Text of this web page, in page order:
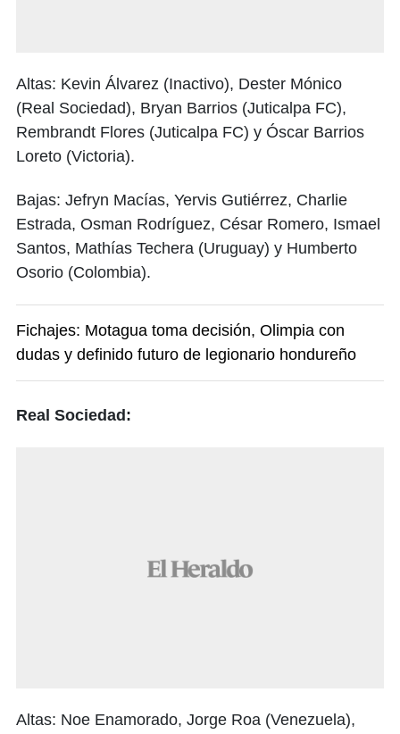
Altas: Kevin Álvarez (Inactivo), Dester Mónico
(Real Sociedad), Bryan Barrios (Juticalpa FC),
Rembrandt Flores (Juticalpa FC) y Óscar Barrios
Loreto (Victoria).
Bajas: Jefryn Macías, Yervis Gutiérrez, Charlie
Estrada, Osman Rodríguez, César Romero, Ismael
Santos, Mathías Techera (Uruguay) y Humberto
Osorio (Colombia).
Fichajes: Motagua toma decisión, Olimpia con
dudas y definido futuro de legionario hondureño
Real Sociedad:
Altas: Noe Enamorado, Jorge Roa (Venezuela),